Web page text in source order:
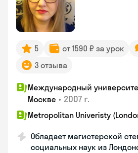
5 от 1590 ₽ за урок
3 отзыва
Международный
Москве • 2007 г.
Metropolitan Univeristy
Обладает магистерской
социальных наук из